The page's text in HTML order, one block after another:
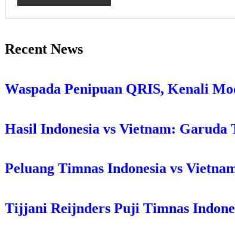
Recent News
Waspada Penipuan QRIS, Kenali
Hasil Indonesia vs Vietnam: Garuda
Peluang Timnas Indonesia vs
Tijjani Reijnders Puji Timnas